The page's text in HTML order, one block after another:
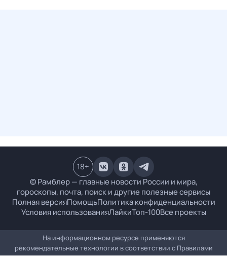
© Рамблер — главные новости России и мира,
гороскопы, почта, поиск и другие полезные сервисы
Полная версияПомощьПолитика конфиденциальности
Условия использованияЛайкиТоп-100Все проекты
18+
На информационном ресурсе применяются
рекомендательные технологии в соответствии с Правилами